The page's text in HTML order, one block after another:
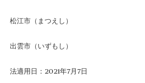
松江市（まつえし）
出雲市（いずもし）
法適用日：2021年7月7日